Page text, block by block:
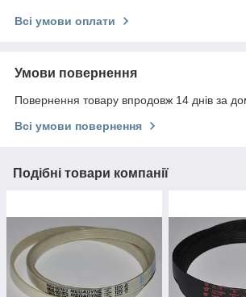
Всі умови оплати
Умови повернення
Повернення товару впродовж 14 днів за
Всі умови повернення
Подібні товари компанії